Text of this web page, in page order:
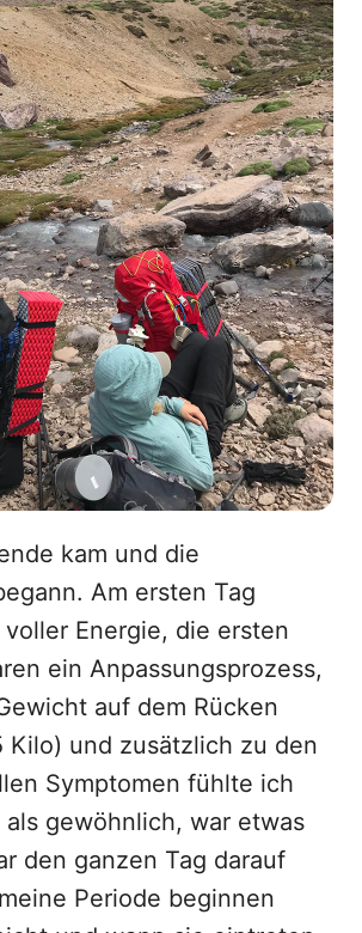
kam und die
Am ersten Tag
Energie, die ersten
ein Anpassungsprozess,
auf dem Rücken
Kilo) und zusätzlich zu den
Symptomen fühlte ich
als gewöhnlich, war etwas
den ganzen Tag darauf
Periode beginnen